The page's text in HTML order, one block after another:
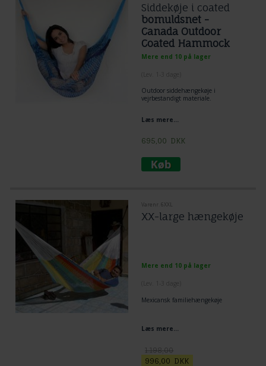
Siddekøje i coated
bomuldsnet -
Canada Outdoor
Coated Hammock
Chair
Mere end 10 på lager
Outdoor siddehængekøje i
vejrbestandigt materiale.
Læs mere...
695,00 DKK
Varenr. 6XXL
XX-large hængekøje
Mere end 10 på lager
Mexicansk familiehængekøje
Læs mere...
1.198,00
996,00 DKK